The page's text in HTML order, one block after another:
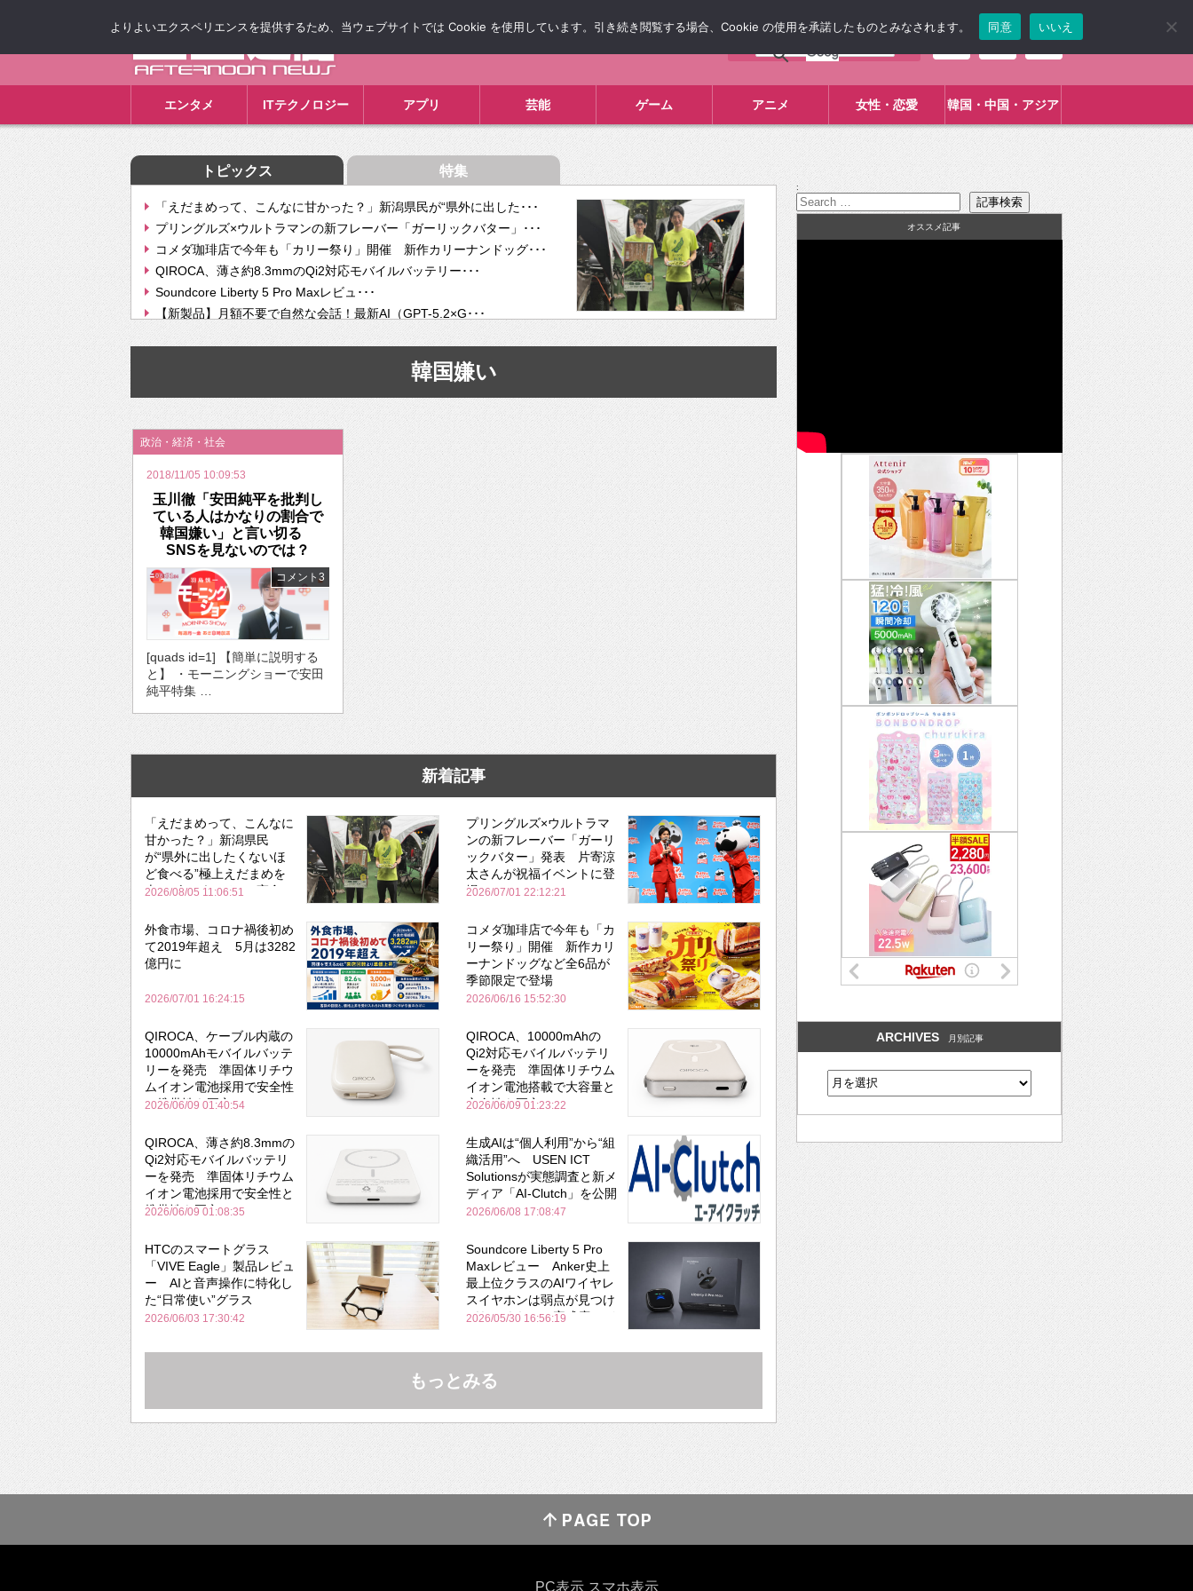
エンタメ ITテクノロジー アプリ 芸能 ゲーム アニメ 女性・恋愛 韓国・中国・アジア
トピックス 特集
「えだまめって、こんなに甘かった？」新潟県民が“県外に出した･･･
プリングルズ×ウルトラマンの新フレーバー「ガーリックバター」･･･
コメダ珈琲店で今年も「カリー祭り」開催 新作カリーナンドッグ･･･
QIROCA、薄さ約8.3mmのQi2対応モバイルバッテリー･･･
Soundcore Liberty 5 Pro Maxレビュ･･･
【新製品】月額不要で自然な会話！最新AI（GPT-5.2×G･･･
【次世代の没入感と生産性】VITURE Luma Ultra･･･
挫折率8割の壁をAIで突破。ジャストシステム、”自分が今話し･･･
2026年のバレンタインは「自分で作って、想いを渡す」 TE･･･
韓国嫌い
政治・経済・社会
2018/11/05 10:09:53
玉川徹「安田純平を批判し
ている人はかなりの割合で
韓国嫌い」と言い切る
SNSを見ないのでは？
コメント3
[quads id=1] 【簡単に説明する
と】 ・モーニングショーで安田
純平特集 …
新着記事
「えだまめって、こんなに
甘かった？」新潟県民
が“県外に出したくないほ
ど食べる”極上えだまめを
森のビアガーデンで実食
2026/08/05 11:06:51
プリングルズ×ウルトラマ
ンの新フレーバー「ガーリ
ックバター」発表 片寄涼
太さんが祝福イベントに登
場
2026/07/01 22:12:21
外食市場、コロナ禍後初め
て2019年超え 5月は3282
億円に
2026/07/01 16:24:15
コメダ珈琲店で今年も「カ
リー祭り」開催 新作カリ
ーナンドッグなど全6品が
季節限定で登場
2026/06/16 15:52:30
QIROCA、ケーブル内蔵の
10000mAhモバイルバッテ
リーを発売 準固体リチウ
ムイオン電池採用で安全性
と携帯性を両立
2026/06/09 01:40:54
QIROCA、10000mAhの
Qi2対応モバイルバッテリ
ーを発売 準固体リチウム
イオン電池搭載で大容量と
安全性を両立
2026/06/09 01:23:22
QIROCA、薄さ約8.3mmの
Qi2対応モバイルバッテリ
ーを発売 準固体リチウム
イオン電池採用で安全性と
携帯性を両立
2026/06/09 01:08:35
生成AIは“個人利用”から“組
織活用”へ USEN ICT
Solutionsが実態調査と新メ
ディア「AI-Clutch」を公開
2026/06/08 17:08:47
HTCのスマートグラス
「VIVE Eagle」製品レビュ
ー AIと音声操作に特化し
た“日常使い”グラス
2026/06/03 17:30:42
Soundcore Liberty 5 Pro
Maxレビュー Anker史上
最上位クラスのAIワイヤレ
スイヤホンは弱点が見つけ
づらいくらいの完成度にび
Bose並み
2026/05/30 16:56:19
もっとみる
:
オススメ記事
ARCHIVES 月別記事
PC表示 スマホ表示
よりよいエクスペリエンスを提供するため、当ウェブサイトでは Cookie を使用しています。引き続き閲覧する場合、Cookie の使用を承諾したものとみなされます。 同意 いいえ